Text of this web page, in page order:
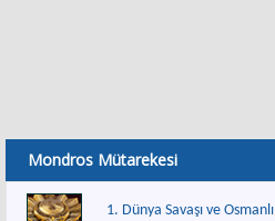
Mondros Mütarekesi
1. Dünya Savaşı ve Osmanlı